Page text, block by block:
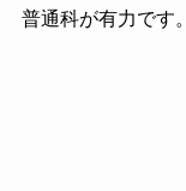
普通科が有力です。